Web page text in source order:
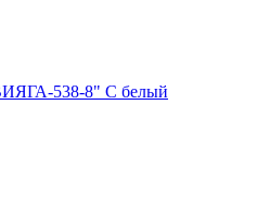
538-8" C белый